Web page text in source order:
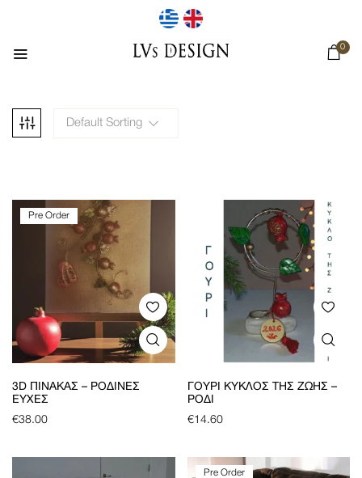
0
Default Sorting
Pre Order
3D ΠΊΝΑΚΑΣ – ΡΌΔΙΝΕΣ
ΕΥΧΈΣ
€38.00
ΓΟΎΡΙ ΚΎΚΛΟΣ ΤΗΣ ΖΩΉΣ –
ΡΌΔΙ
€14.60
Pre Order